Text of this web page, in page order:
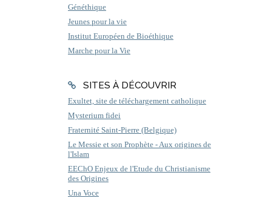
Généthique
Jeunes pour la vie
Institut Européen de Bioéthique
Marche pour la Vie
SITES À DÉCOUVRIR
Exultet, site de téléchargement catholique
Mysterium fidei
Fraternité Saint-Pierre (Belgique)
Le Messie et son Prophète - Aux origines de
l'Islam
EEChO Enjeux de l'Etude du Christianisme
des Origines
Una Voce